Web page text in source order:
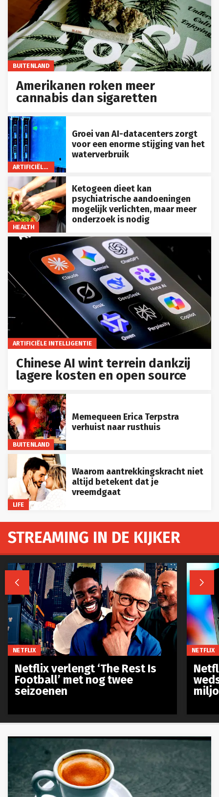
BUITENLAND
Amerikanen roken meer
cannabis dan sigaretten
ARTIFICIËLE INTELLIGENTIE
Groei van AI-datacenters zorgt
voor een enorme stijging van het
waterverbruik
HEALTH
Ketogeen dieet kan
psychiatrische aandoeningen
mogelijk verlichten, maar meer
onderzoek is nodig
ARTIFICIËLE INTELLIGENTIE
Chinese AI wint terrein dankzij
lagere kosten en open source
BUITENLAND
Memequeen Erica Terpstra
verhuist naar rusthuis
LIFE
Waarom aantrekkingskracht niet
altijd betekent dat je
vreemdgaat
STREAMING IN DE KIJKER
 
NETFLIX
Netflix verlengt ‘The Rest Is
Football’ met nog twee
seizoenen
NETFLIX